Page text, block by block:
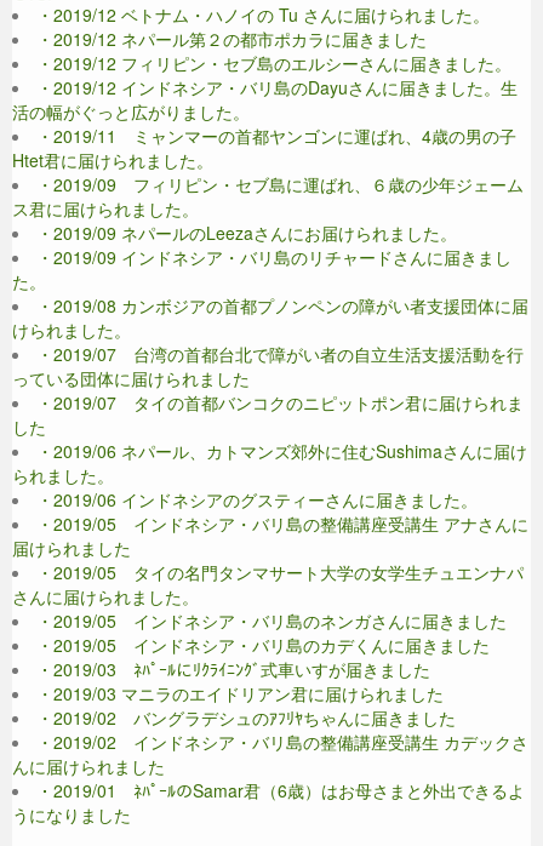
・2019/12 ベトナム・ハノイの Tu さんに届けられました。
・2019/12 ネパール第２の都市ポカラに届きました
・2019/12 フィリピン・セブ島のエルシーさんに届きました。
・2019/12 インドネシア・バリ島のDayuさんに届きました。生
活の幅がぐっと広がりました。
・2019/11 ミャンマーの首都ヤンゴンに運ばれ、4歳の男の子
Htet君に届けられました。
・2019/09 フィリピン・セブ島に運ばれ、６歳の少年ジェーム
ス君に届けられました。
・2019/09 ネパールのLeezaさんにお届けられました。
・2019/09 インドネシア・バリ島のリチャードさんに届きまし
た。
・2019/08 カンボジアの首都プノンペンの障がい者支援団体に届
けられました。
・2019/07 台湾の首都台北で障がい者の自立生活支援活動を行
っている団体に届けられました
・2019/07 タイの首都バンコクのニピットポン君に届けられま
した
・2019/06 ネパール、カトマンズ郊外に住むSushimaさんに届け
られました。
・2019/06 インドネシアのグスティーさんに届きました。
・2019/05 インドネシア・バリ島の整備講座受講生 アナさんに
届けられました
・2019/05 タイの名門タンマサート大学の女学生チュエンナパ
さんに届けられました。
・2019/05 インドネシア・バリ島のネンガさんに届きました
・2019/05 インドネシア・バリ島のカデくんに届きました
・2019/03 ﾈﾊﾟｰﾙにﾘｸﾗｲﾆﾝｸﾞ式車いすが届きました
・2019/03 マニラのエイドリアン君に届けられました
・2019/02 バングラデシュのｱﾌﾘﾔちゃんに届きました
・2019/02 インドネシア・バリ島の整備講座受講生 カデックさ
んに届けられました
・2019/01 ﾈﾊﾟｰﾙのSamar君（6歳）はお母さまと外出できるよ
うになりました